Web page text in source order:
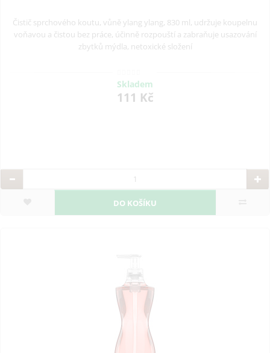
Čistič sprchového koutu, vůně ylang ylang, 830 ml, udržuje koupelnu
voňavou a čistou bez práce, účinně rozpouští a zabraňuje usazování
zbytků mýdla, netoxické složení
Skladem
111 Kč
DO KOŠÍKU